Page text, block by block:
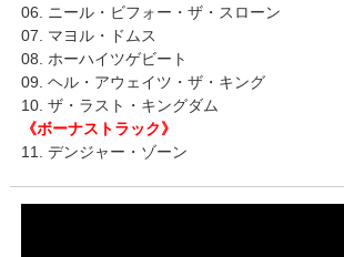
06. ニール・ビフォー・ザ・スローン
07. マヨル・ドムス
08. ホーハイツゲビート
09. ヘル・アウェイツ・ザ・キング
10. ザ・ラスト・キングダム
《ボーナストラック》
11. デンジャー・ゾーン